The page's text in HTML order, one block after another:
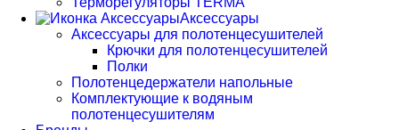
Аксессуары
Аксессуары для полотенцесушителей
Крючки для полотенцесушителей
Полки
Полотенцедержатели напольные
Комплектующие к водяным
полотенцесушителям